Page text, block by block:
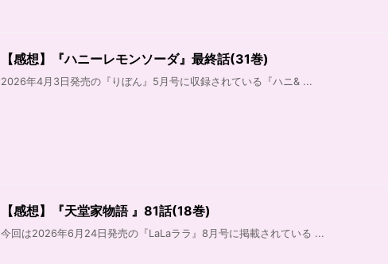
【感想】『ハニーレモンソーダ』最終話(31巻)
2026年4月3日発売の『りぼん』5月号に収録されている『ハニ& ...
【感想】『天堂家物語 』81話(18巻)
今回は2026年6月24日発売の『LaLaララ』8月号に掲載されている ...